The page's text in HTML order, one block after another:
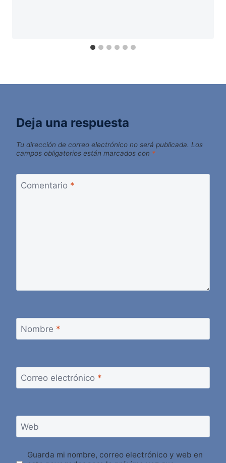
Deja una respuesta
Tu dirección de correo electrónico no será publicada. Los
campos obligatorios están marcados con *
Comentario *
Nombre *
Correo electrónico *
Web
Guarda mi nombre, correo electrónico y web en